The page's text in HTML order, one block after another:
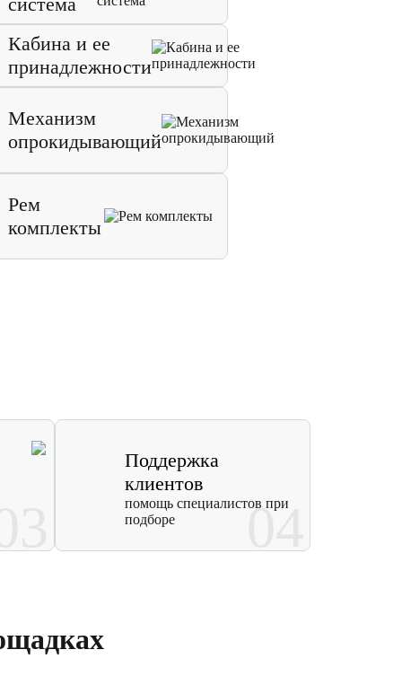
Кабина и ее
принадлежности
Механизм
опрокидывающий
Рем
комплекты
Поддержка
клиентов
помощь специалистов при
подборе
04